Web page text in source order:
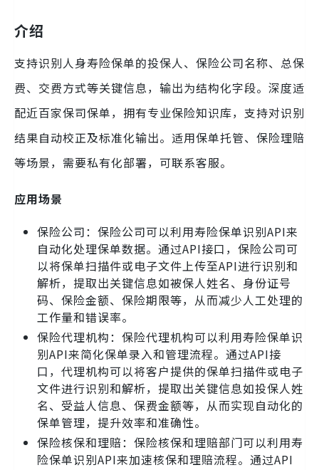
介绍
支持识别人身寿险保单的投保人、保险公司名称、总保
费、交费方式等关键信息，输出为结构化字段。深度适
配近百家保司保单，拥有专业保险知识库，支持对识别
结果自动校正及标准化输出。适用保单托管、保险理赔
等场景，需要私有化部署，可联系客服。
应用场景
保险公司：保险公司可以利用寿险保单识别API来
自动化处理保单数据。通过API接口，保险公司可
以将保单扫描件或电子文件上传至API进行识别和
解析，提取出关键信息如被保人姓名、身份证号
码、保险金额、保险期限等，从而减少人工处理的
工作量和错误率。
保险代理机构：保险代理机构可以利用寿险保单识
别API来简化保单录入和管理流程。通过API接
口，代理机构可以将客户提供的保单扫描件或电子
文件进行识别和解析，提取出关键信息如投保人姓
名、受益人信息、保费金额等，从而实现自动化的
保单管理，提升效率和准确性。
保险核保和理赔：保险核保和理赔部门可以利用寿
险保单识别API来加速核保和理赔流程。通过API